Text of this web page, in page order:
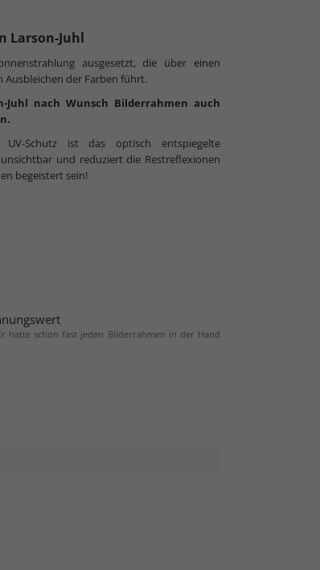
Larson-Juhl
ausgesetzt, die über einen
Ausbleichen der Farben führt.
Juhl nach Wunsch Bilderrahmen auch
Schutz ist das optisch entspiegelte
und reduziert die Restreflexionen
begeistert sein!
hatte schon fast jeden Bilderrahmen in der Hand